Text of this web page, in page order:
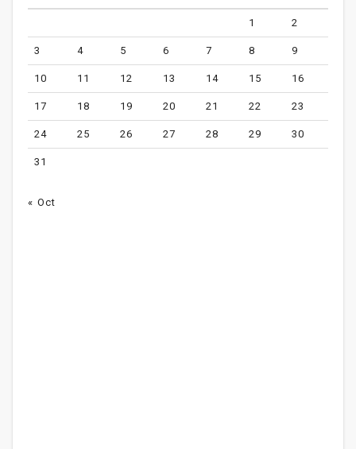
1 2
3 4 5 6 7 8 9
10 11 12 13 14 15 16
17 18 19 20 21 22 23
24 25 26 27 28 29 30
31
« Oct